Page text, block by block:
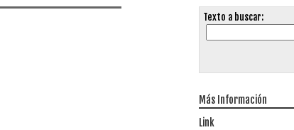
Texto a buscar:
Más Información
Link